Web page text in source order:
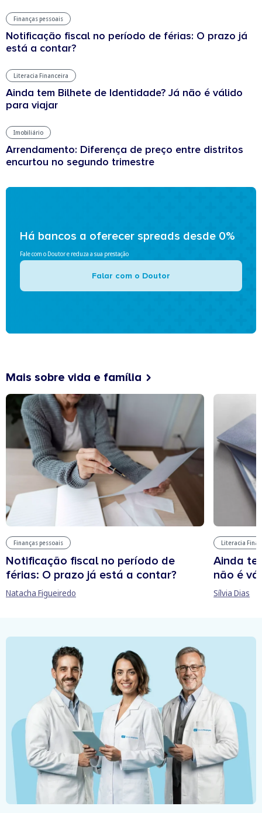
Finanças pessoais
Notificação fiscal no período de férias: O prazo já
está a contar?
Literacia Financeira
Ainda tem Bilhete de Identidade? Já não é válido
para viajar
Imobiliário
Arrendamento: Diferença de preço entre distritos
encurtou no segundo trimestre
Há bancos a oferecer spreads desde 0%
Fale com o Doutor e reduza a sua prestação
Falar com o Doutor
Mais sobre vida e família
Finanças pessoais
Notificação fiscal no período de
férias: O prazo já está a contar?
Natacha Figueiredo
Literacia
Ainda
não é
Sílvia Dias